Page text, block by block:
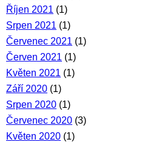
Říjen 2021 (1)
Srpen 2021 (1)
Červenec 2021 (1)
Červen 2021 (1)
Květen 2021 (1)
Září 2020 (1)
Srpen 2020 (1)
Červenec 2020 (3)
Květen 2020 (1)